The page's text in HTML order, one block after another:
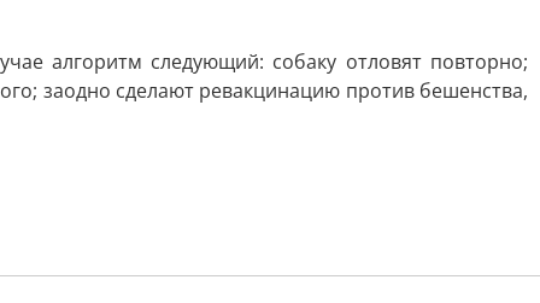
алгоритм следующий: собаку отловят повторно;
заодно сделают ревакцинацию против бешенства,